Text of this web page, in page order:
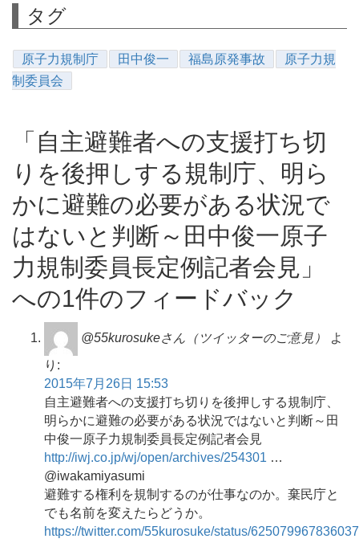
タグ
原子力規制庁 田中俊一 福島原発事故
原子力規
制委員会
「自主避難者への支援打ち切
りを後押しする規制庁、明ら
かに避難の必要がある状況で
はないと判断～田中俊一原子
力規制委員長定例記者会見」
への1件のフィードバック
@55kurosukeさん（ツイッターのご意見）
よ
り:
2015年7月26日 15:53
自主避難者への支援打ち切りを後押しする規制庁、
明らかに避難の必要がある状況ではないと判断～田
中俊一原子力規制委員長定例記者会見
http://iwj.co.jp/wj/open/archives/254301 …
@iwakamiyasumi
避難する権利を規制するのが仕事なのか。棄民庁と
でも名前を変えたらどうか。
https://twitter.com/55kurosuke/status/